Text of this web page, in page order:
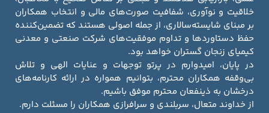
خلاقیت و نوآوری، شفافیت صورت‌های مالی و انتخاب همکاران
بر مبنای شایسته‌سالاری، از جمله اصولی هستند که تضمین‌کننده
حفظ دستاوردها و تداوم موفقیت‌های شرکت صنعتی و معدنی
کیمیای زنجان گستران خواهد بود.
در پایان، امیدوارم در پرتو توجهات و عنایات الهی و تلاش
بی‌وقفه همکاران محترم، بتوانیم همواره در ارائه کارنامه‌های
درخشان به ذینفعان محترم موفق باشیم.
از خداوند متعال، سربلندی و سرافرازی همکاران را مسئلت دارم.